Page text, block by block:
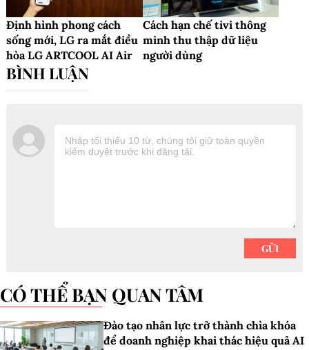
Định hình phong cách
sống mới, LG ra mắt điều
hòa LG ARTCOOL AI Air
Cách hạn chế tivi thông
minh thu thập dữ liệu
người dùng
CÓ THỂ BẠN QUAN TÂM
Đào tạo nhân lực trở thành chìa khóa
để doanh nghiệp khai thác hiệu quả AI